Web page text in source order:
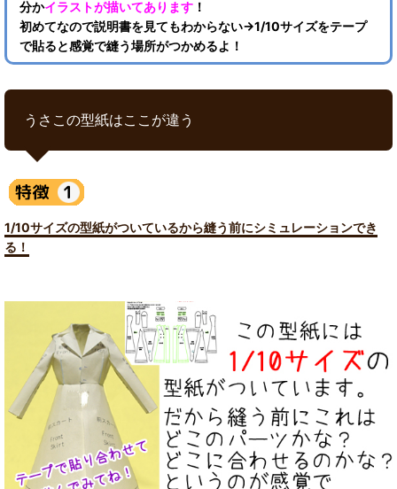
分かイラストが描いてあります ！
初めてなので説明書を見てもわからない→1/10サイズをテープ
で貼ると感覚で縫う場所がつかめるよ！
うさこの型紙はここが違う
1/10サイズの型紙がついているから縫う前にシミュレーションでき
る！